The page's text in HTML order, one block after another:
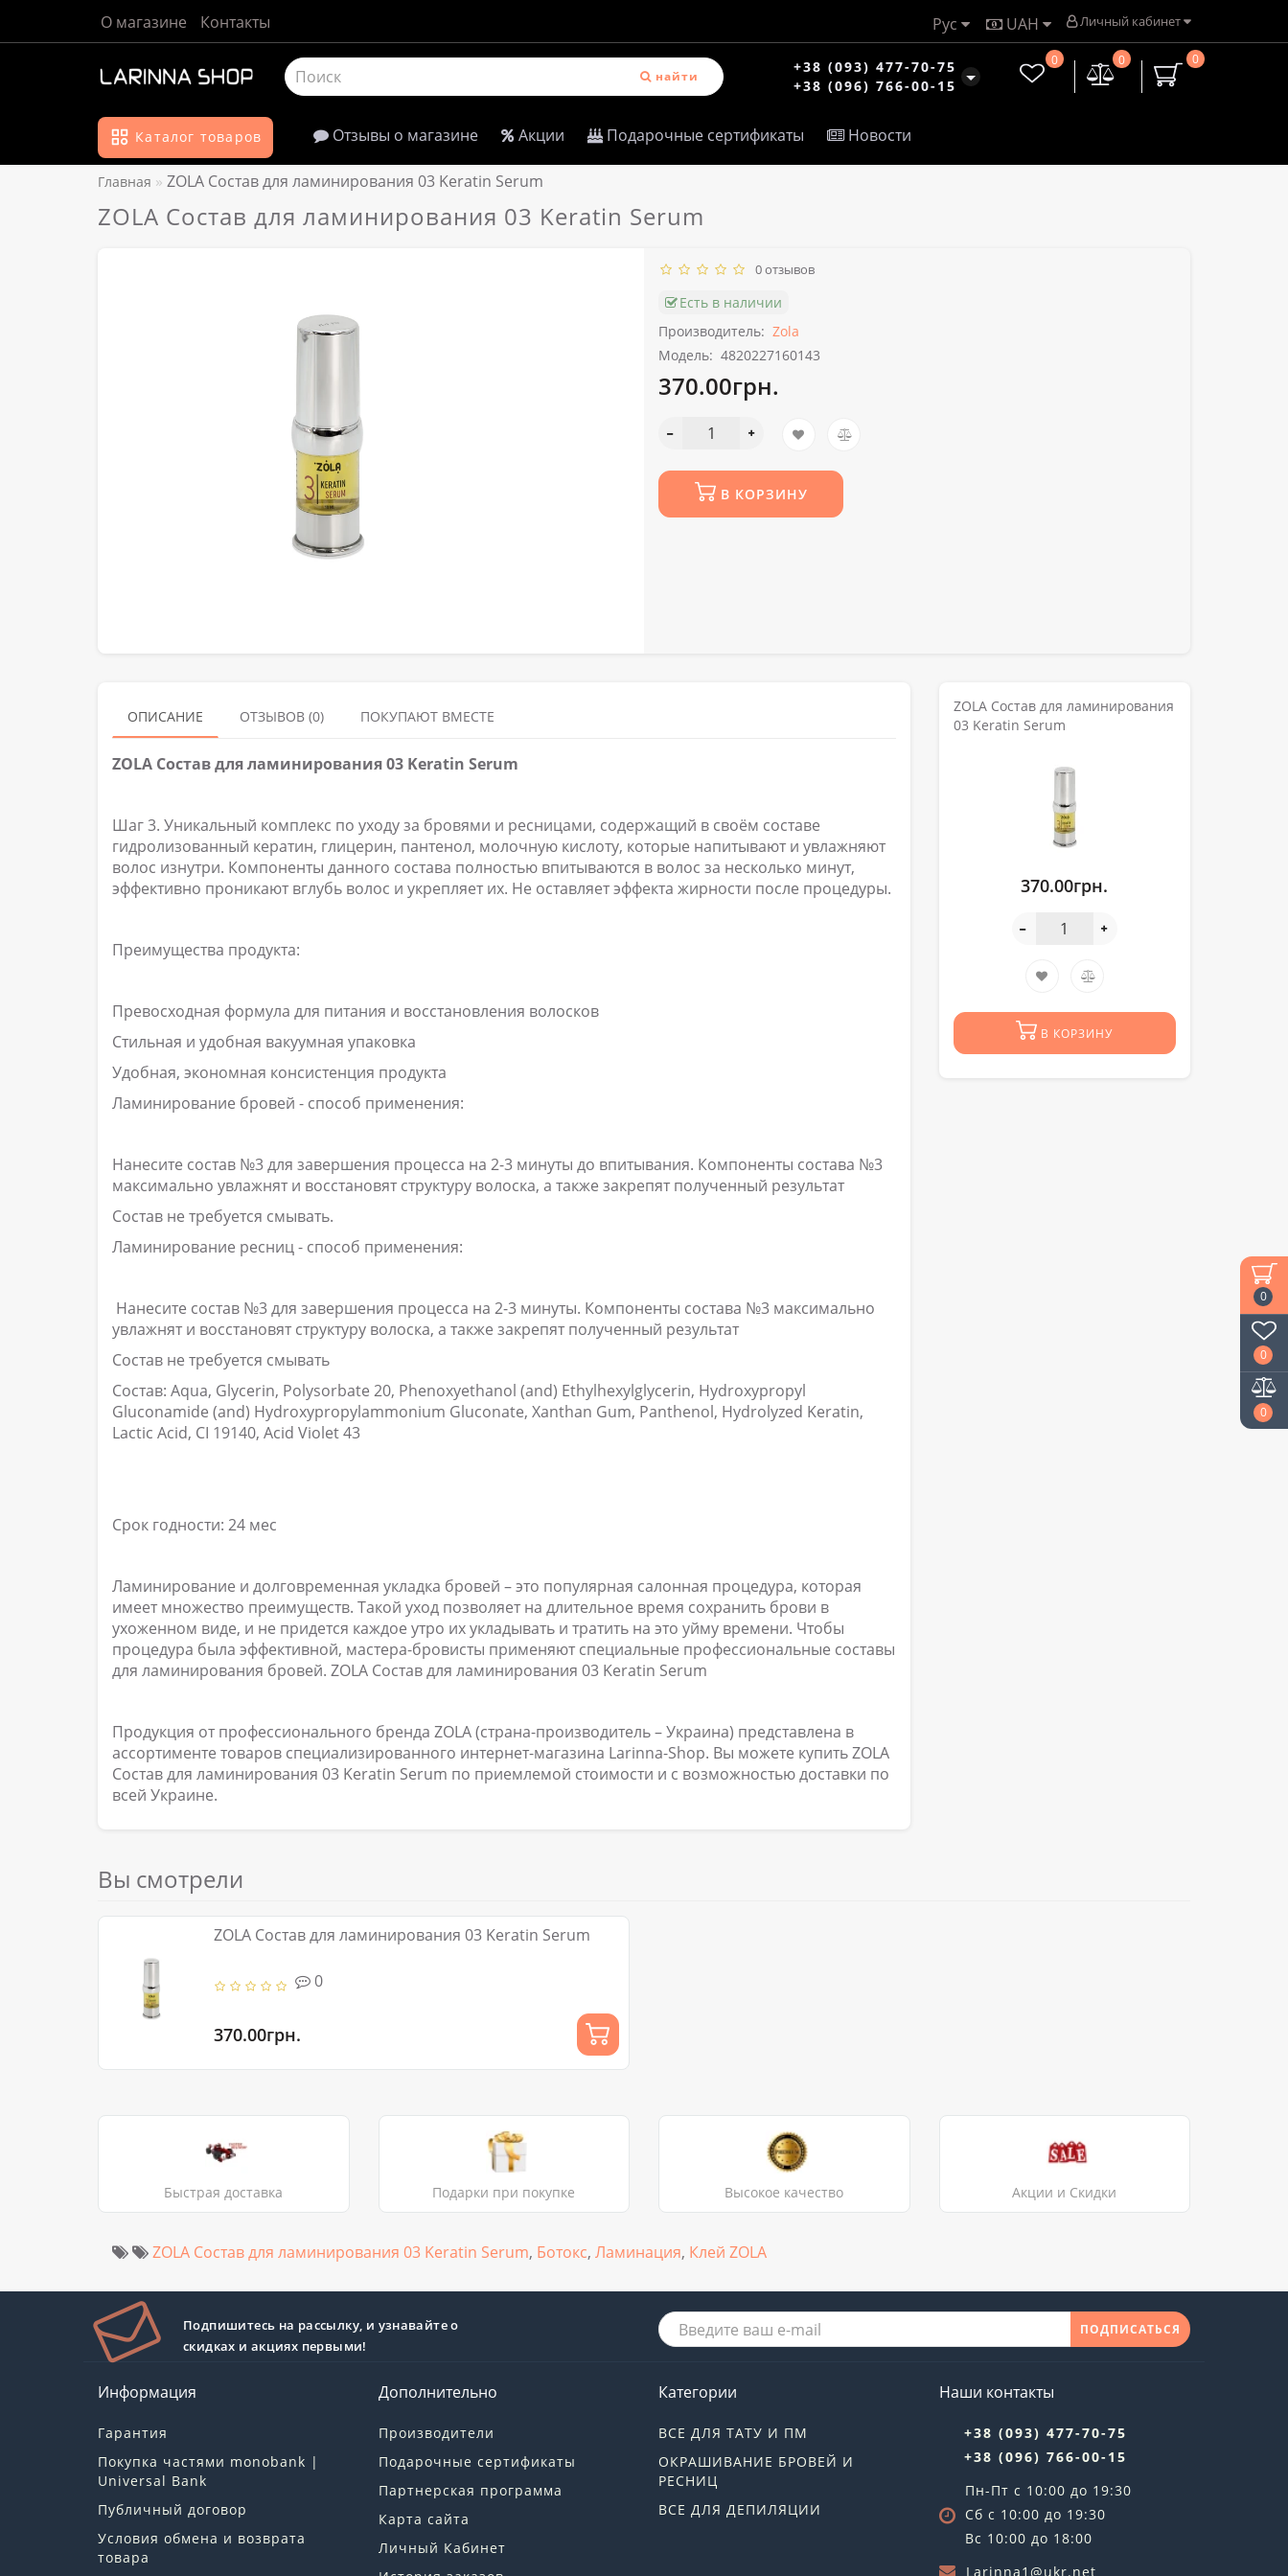
0
0
0
Личный кабинет
UAH
Рус
О магазине Контакты
найти
+38 (093) 477-70-75
+38 (096) 766-00-15
0
0
0
Каталог товаров Отзывы о магазине Акции Подарочные сертификаты Новости
Главная ZOLA Состав для ламинирования 03 Keratin Serum
ZOLA Состав для ламинирования 03 Keratin Serum
0 отзывов
Есть в наличии
Производитель: Zola
Модель: 4820227160143
370.00грн.
В КОРЗИНУ
ОПИСАНИЕ ОТЗЫВОВ (0) ПОКУПАЮТ ВМЕСТЕ
ZOLA Состав для ламинирования 03 Keratin Serum
Шаг 3. Уникальный комплекс по уходу за бровями и ресницами, содержащий в своём составе
гидролизованный кератин, глицерин, пантенол, молочную кислоту, которые напитывают и увлажняют
волос изнутри. Компоненты данного состава полностью впитываются в волос за несколько минут,
эффективно проникают вглубь волос и укрепляет их. Не оставляет эффекта жирности после процедуры.
Преимущества продукта:
Превосходная формула для питания и восстановления волосков
Стильная и удобная вакуумная упаковка
Удобная, экономная консистенция продукта
Ламинирование бровей - способ применения:
Нанесите состав №3 для завершения процесса на 2-3 минуты до впитывания. Компоненты состава №3
максимально увлажнят и восстановят структуру волоска, а также закрепят полученный результат
Состав не требуется смывать.
Ламинирование ресниц - способ применения:
Нанесите состав №3 для завершения процесса на 2-3 минуты. Компоненты состава №3 максимально
увлажнят и восстановят структуру волоска, а также закрепят полученный результат
Состав не требуется смывать
Состав: Aqua, Glycerin, Polysorbate 20, Phenoxyethanol (and) Ethylhexylglycerin, Hydroxypropyl
Gluconamide (and) Hydroxypropylammonium Gluconate, Xanthan Gum, Panthenol, Hydrolyzed Keratin,
Lactic Acid, CI 19140, Acid Violet 43
Срок годности: 24 мес
Ламинирование и долговременная укладка бровей – это популярная салонная процедура, которая
имеет множество преимуществ. Такой уход позволяет на длительное время сохранить брови в
ухоженном виде, и не придется каждое утро их укладывать и тратить на это уйму времени. Чтобы
процедура была эффективной, мастера-бровисты применяют специальные профессиональные составы
для ламинирования бровей. ZOLA Состав для ламинирования 03 Keratin Serum
Продукция от профессионального бренда ZOLA (страна-производитель – Украина) представлена в
ассортименте товаров специализированного интернет-магазина Larinna-Shop. Вы можете купить ZOLA
Состав для ламинирования 03 Keratin Serum по приемлемой стоимости и с возможностью доставки по
всей Украине.
ZOLA Состав для ламинирования
03 Keratin Serum
370.00грн.
В КОРЗИНУ
Вы смотрели
ZOLA Состав для ламинирования 03 Keratin Serum
0
370.00грн.
Быстрая доставка Подарки при покупке Высокое качество Акции и Скидки
ZOLA Состав для ламинирования 03 Keratin Serum, Ботокс, Ламинация, Клей ZOLA
Подпишитесь на рассылку, и узнавайте о
скидках и акциях первыми!
ПОДПИСАТЬСЯ
Информация
Гарантия
Покупка частями monobank |
Universal Bank
Публичный договор
Условия обмена и возврата
товара
Дополнительно
Производители
Подарочные сертификаты
Партнерская программа
Карта сайта
Личный Кабинет
Категории
ВСЕ ДЛЯ ТАТУ И ПМ
ОКРАШИВАНИЕ БРОВЕЙ И
РЕСНИЦ
ВСЕ ДЛЯ ДЕПИЛЯЦИИ
Наши контакты
+38 (093) 477-70-75
+38 (096) 766-00-15
Пн-Пт с 10:00 до 19:30
Сб с 10:00 до 19:30
Вс 10:00 до 18:00
Larinna1@ukr.net